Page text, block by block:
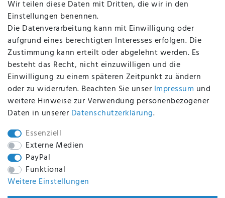
Impressum
BEQUEM UND SICHER BEZAHLEN MIT
BEI UNS SIND SIE SICHER!
WIR VERSENDEN MIT
Wir teilen diese Daten mit Dritten, die wir in den
Einstellungen benennen.
Die Datenverarbeitung kann mit Einwilligung oder
aufgrund eines berechtigten Interesses erfolgen. Die
Zustimmung kann erteilt oder abgelehnt werden. Es
besteht das Recht, nicht einzuwilligen und die
Einwilligung zu einem späteren Zeitpunkt zu ändern
oder zu widerrufen. Beachten Sie unser Impressum und
weitere Hinweise zur Verwendung personenbezogener
Daten in unserer Daten­schutz­erklärung.
Essenziell
Externe Medien
PayPal
Funktional
Weitere Einstellungen